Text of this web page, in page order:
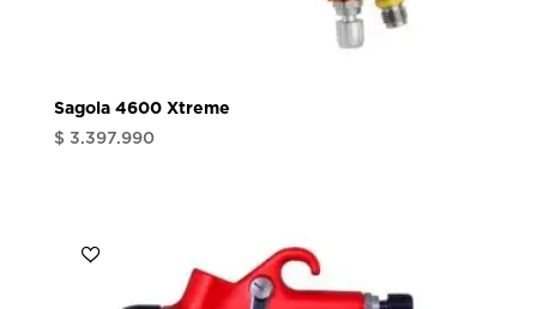
Sagola 4600 Xtreme
$ 3.397.990